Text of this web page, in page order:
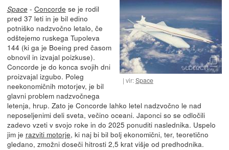
vir:Space
Space- Concorde se je rodil
pred 37 leti in je bil edino
potniško nadzvočno letalo, če
odštejemo ruskega Tupoleva
144 (ki ga je Boeing pred časom
obnovil in izvajal poizkuse).
Concorde je do konca svojih dni
proizvajal izgubo. Poleg
neekonomičnih motorjev, je bil
glavni problem nadzvočnega
letenja, hrup. Zato je Concorde lahko letel nadzvočno le nad
neposeljenimi deli sveta, večino oceani. Japonci so se odločili
zadevo vzeti v svojo roke in do 2025 ponuditi naslednika. Uspelo
jim je razviti motorje, ki naj bi bil bolj ekonomični, ter, teoretično
gledano, zmožni doseči hitrosti 2,5 krat višje od predhodnika.